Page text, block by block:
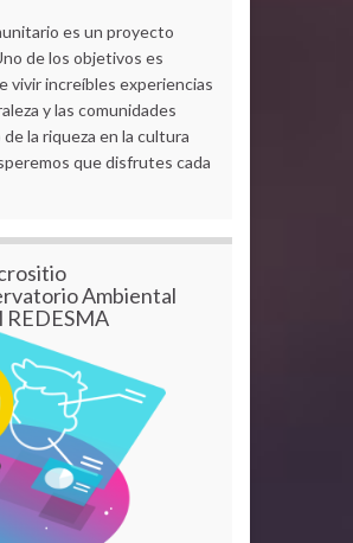
es un proyecto
de los objetivos es
vivir increíbles experiencias
y las comunidades
la riqueza en la cultura
que disfrutes cada
Ambiental
REDESMA